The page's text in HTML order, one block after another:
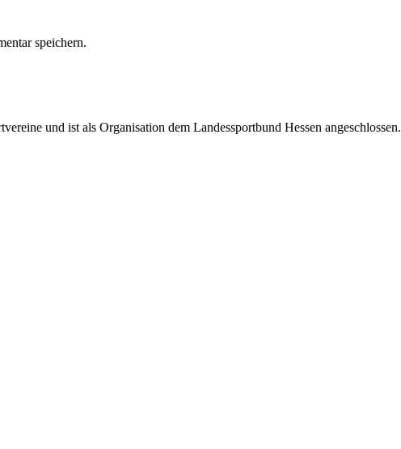
speichern.
und ist als Organisation dem Landessportbund Hessen angeschlossen.